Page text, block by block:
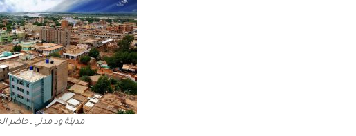
مدينة ود مدني ـ حاضر